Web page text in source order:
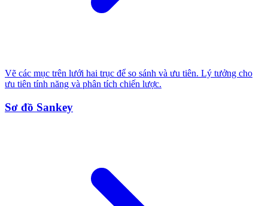
Vẽ các mục trên lưới hai trục để so sánh và ưu tiên. Lý tưởng cho
ưu tiên tính năng và phân tích chiến lược.
Sơ đồ Sankey